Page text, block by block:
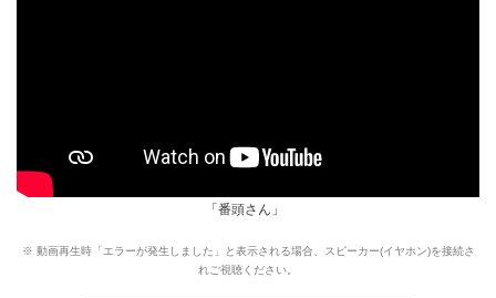
「番頭さん」
※ 動画再生時「エラーが発生しました」と表示される場合、スピーカー(イヤホン)を接続さ
れご視聴ください。